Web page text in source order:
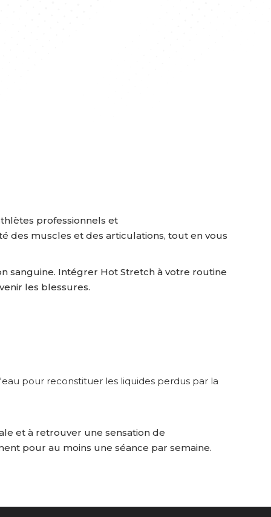
professionnels et
des muscles et des articulations, tout en vous
sanguine. Intégrer Hot Stretch à votre routine
les blessures.
pour reconstituer les liquides perdus par la
et à retrouver une sensation de
pour au moins une séance par semaine.